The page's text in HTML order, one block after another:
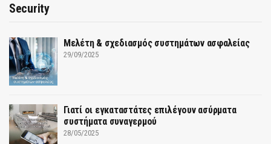
Security
Μελέτη & σχεδιασμός συστημάτων ασφαλείας
29/09/2025
Γιατί οι εγκαταστάτες επιλέγουν ασύρματα
συστήματα συναγερμού
28/05/2025